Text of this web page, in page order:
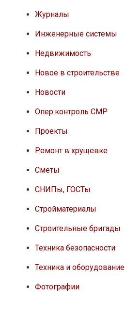
Журналы
Инженерные системы
Недвижимость
Новое в строительстве
Новости
Опер.контроль СМР
Проекты
Ремонт в хрущевке
Сметы
СНИПы, ГОСТы
Стройматериалы
Строительные бригады
Техника безопасности
Техника и оборудование
Фотографии